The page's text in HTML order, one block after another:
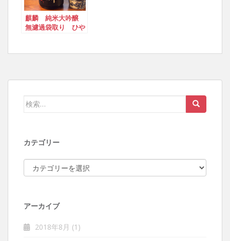
麒麟 純米大吟醸
無濾過袋取り ひや
検索:
カテゴリー
カテゴリー
アーカイブ
2018年8月 (1)